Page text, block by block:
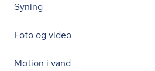
Syning
Foto og video
Motion i vand